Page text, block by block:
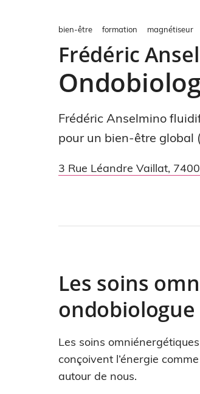
bien-être formation magnétiseur
Frédéric
Frédéric Anselmino
pour un bien-être global
3 Rue Léandre Vaillat,
Les soins
ondobiologue
Les soins
conçoivent l’énergie
autour de nous.